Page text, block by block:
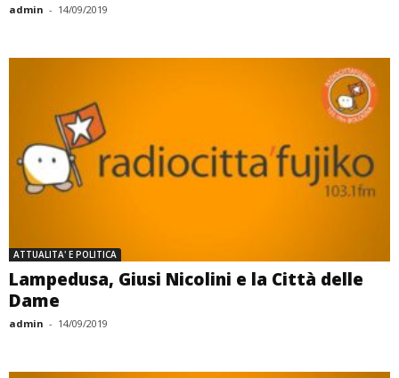
admin - 14/09/2019
ATTUALITA' E POLITICA
Lampedusa, Giusi Nicolini e la Città delle
Dame
admin - 14/09/2019